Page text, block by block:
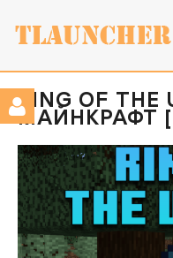
RING OF THE
МАЙНКРАФТ